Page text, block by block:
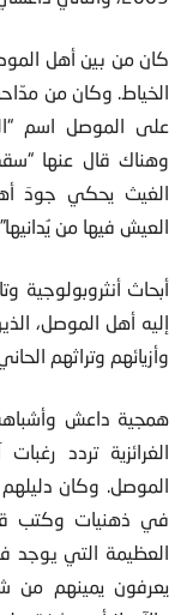
كان من بين أهل
الخياط. وكان من
على الموصل اسم
وهناك قال عنها
الغيث يحكي جودَ
العيش فيها من
أبحاث أنثروبولوجية
إليه أهل الموصل،
وأزيائهم وتراثهم
همجية داعش وأشباهه
الغرائزية تردد
الموصل. وكان
في ذهنيات وكتب
العظيمة التي يوجد
يعرفون يمينهم من